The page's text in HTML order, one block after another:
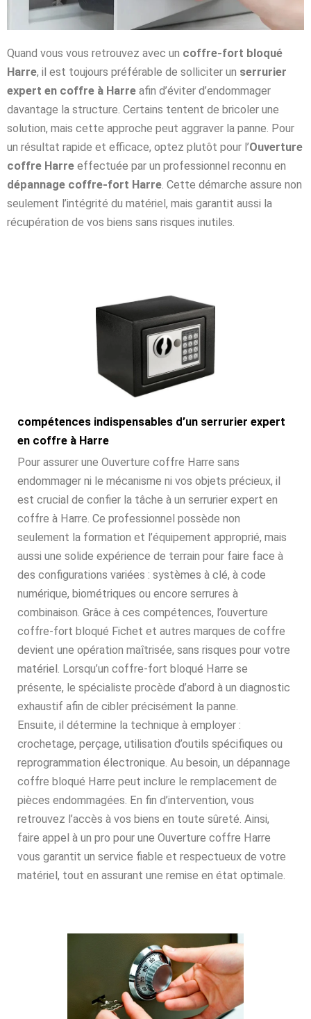
Quand vous vous retrouvez avec un coffre-fort bloqué
Harre, il est toujours préférable de solliciter un serrurier
expert en coffre à Harre afin d’éviter d’endommager
davantage la structure. Certains tentent de bricoler une
solution, mais cette approche peut aggraver la panne. Pour
un résultat rapide et efficace, optez plutôt pour l’Ouverture
coffre Harre effectuée par un professionnel reconnu en
dépannage coffre-fort Harre. Cette démarche assure non
seulement l’intégrité du matériel, mais garantit aussi la
récupération de vos biens sans risques inutiles.
compétences indispensables d’un serrurier expert
en coffre à Harre
Pour assurer une Ouverture coffre Harre sans
endommager ni le mécanisme ni vos objets précieux, il
est crucial de confier la tâche à un serrurier expert en
coffre à Harre. Ce professionnel possède non
seulement la formation et l’équipement approprié, mais
aussi une solide expérience de terrain pour faire face à
des configurations variées : systèmes à clé, à code
numérique, biométriques ou encore serrures à
combinaison. Grâce à ces compétences, l’ouverture
coffre-fort bloqué Fichet et autres marques de coffre
devient une opération maîtrisée, sans risques pour votre
matériel. Lorsqu’un coffre-fort bloqué Harre se
présente, le spécialiste procède d’abord à un diagnostic
exhaustif afin de cibler précisément la panne.
Ensuite, il détermine la technique à employer :
crochetage, perçage, utilisation d’outils spécifiques ou
reprogrammation électronique. Au besoin, un dépannage
coffre bloqué Harre peut inclure le remplacement de
pièces endommagées. En fin d’intervention, vous
retrouvez l’accès à vos biens en toute sûreté. Ainsi,
faire appel à un pro pour une Ouverture coffre Harre
vous garantit un service fiable et respectueux de votre
matériel, tout en assurant une remise en état optimale.